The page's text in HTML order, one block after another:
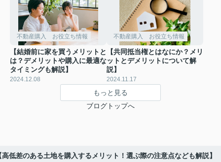
不動産購入 お役立ち情報
【結婚前に家を買うメリットと
は？デメリットや購入に最適な
タイミングも解説】
2024.12.08
不動産購入 お役立ち情報
【共同抵当権とはなにか？メリ
ットとデメリットについて解
説】
2024.11.17
もっと見る
ブログトップへ
高低差のある土地を購入するメリット！選ぶ際の注意点なども解説】